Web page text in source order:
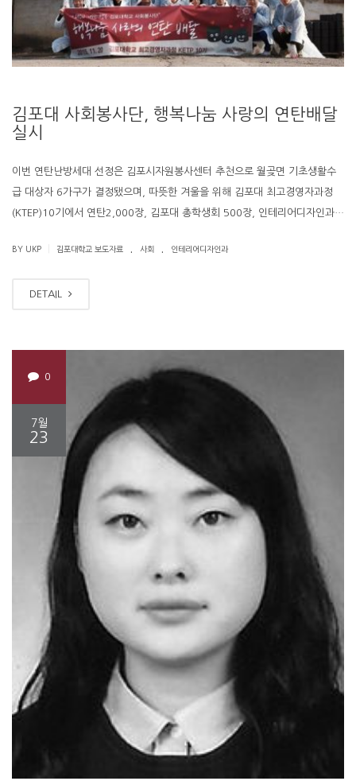
김포대 사회봉사단, 행복나눔 사랑의 연탄배달
실시
이번 연탄난방세대 선정은 김포시자원봉사센터 추천으로 월곶면 기초생활수
급 대상자 6가구가 결정됐으며, 따뜻한 겨울을 위해 김포대 최고경영자과정
(KTEP)10기에서 연탄2,000장, 김포대 총학생회 500장, 인테리어디자인과…
BY UKP 김포대학교 보도자료 사회 인테리어디자인과
DETAIL
0
7월
23